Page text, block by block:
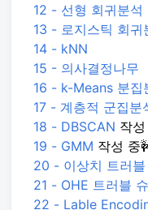
12 - 선형 회귀분석
13 - 로지스틱 회귀
14 - kNN
15 - 의사결정나무
16 - k-Means 분집
17 - 계층적 군집분
18 - DBSCAN 작
19 - GMM 작성 중
20 - 이상치 트러
21 - OHE 트러블
22 - Lable